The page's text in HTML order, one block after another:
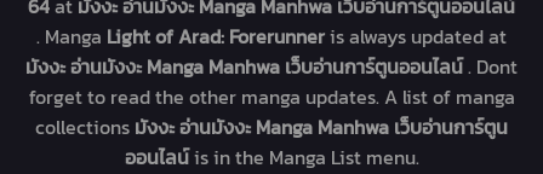
64at มังงะ อ่านมังงะ Manga Manhwa เว็บอ่านการ์ตูนออนไลน์
. Manga Light of Arad: Forerunneris always updated at
มังงะ อ่านมังงะ Manga Manhwa เว็บอ่านการ์ตูนออนไลน์. Dont
forget to read the other manga updates. A list of manga
collections มังงะ อ่านมังงะ Manga Manhwa เว็บอ่านการ์ตูน
ออนไลน์is in the Manga List menu.